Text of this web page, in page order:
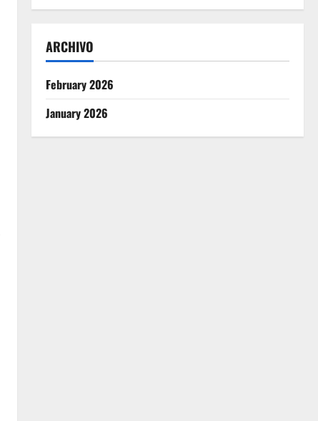
ARCHIVO
February 2026
January 2026